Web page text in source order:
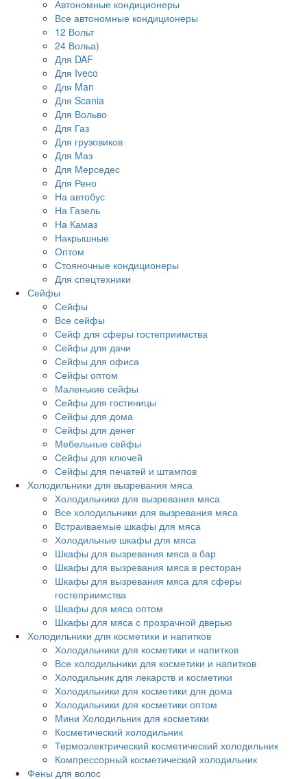
Автономные кондиционеры
Все автономные кондиционеры
12 Вольт
24 Вольа)
Для DAF
Для Iveco
Для Man
Для Scania
Для Вольво
Для Газ
Для грузовиков
Для Маз
Для Мерседес
Для Рено
На автобус
На Газель
На Камаз
Накрышные
Оптом
Стояночные кондиционеры
Для спецтехники
Сейфы
Сейфы
Все сейфы
Сейф для сферы гостеприимства
Сейфы для дачи
Сейфы для офиса
Сейфы оптом
Маленькие сейфы
Сейфы для гостиницы
Сейфы для дома
Сейфы для денег
Мебельные сейфы
Сейфы для ключей
Сейфы для печатей и штампов
Холодильники для вызревания мяса
Холодильники для вызревания мяса
Все холодильники для вызревания мяса
Встраиваемые шкафы для мяса
Холодильные шкафы для мяса
Шкафы для вызревания мяса в бар
Шкафы для вызревания мяса в ресторан
Шкафы для вызревания мяса для сферы
гостеприимства
Шкафы для мяса оптом
Шкафы для мяса с прозрачной дверью
Холодильники для косметики и напитков
Холодильники для косметики и напитков
Все холодильники для косметики и напитков
Холодильник для лекарств и косметики
Холодильники для косметики для дома
Холодильники для косметики оптом
Мини Холодильник для косметики
Косметический холодильник
Термоэлектрический косметический холодильник
Компрессорный косметический холодильник
Фены для волос